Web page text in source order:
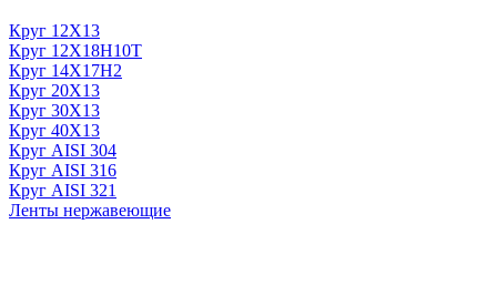
Круг 12Х13
Круг 12Х18Н10Т
Круг 14Х17Н2
Круг 20Х13
Круг 30Х13
Круг 40Х13
Круг AISI 304
Круг AISI 316
Круг AISI 321
Ленты нержавеющие